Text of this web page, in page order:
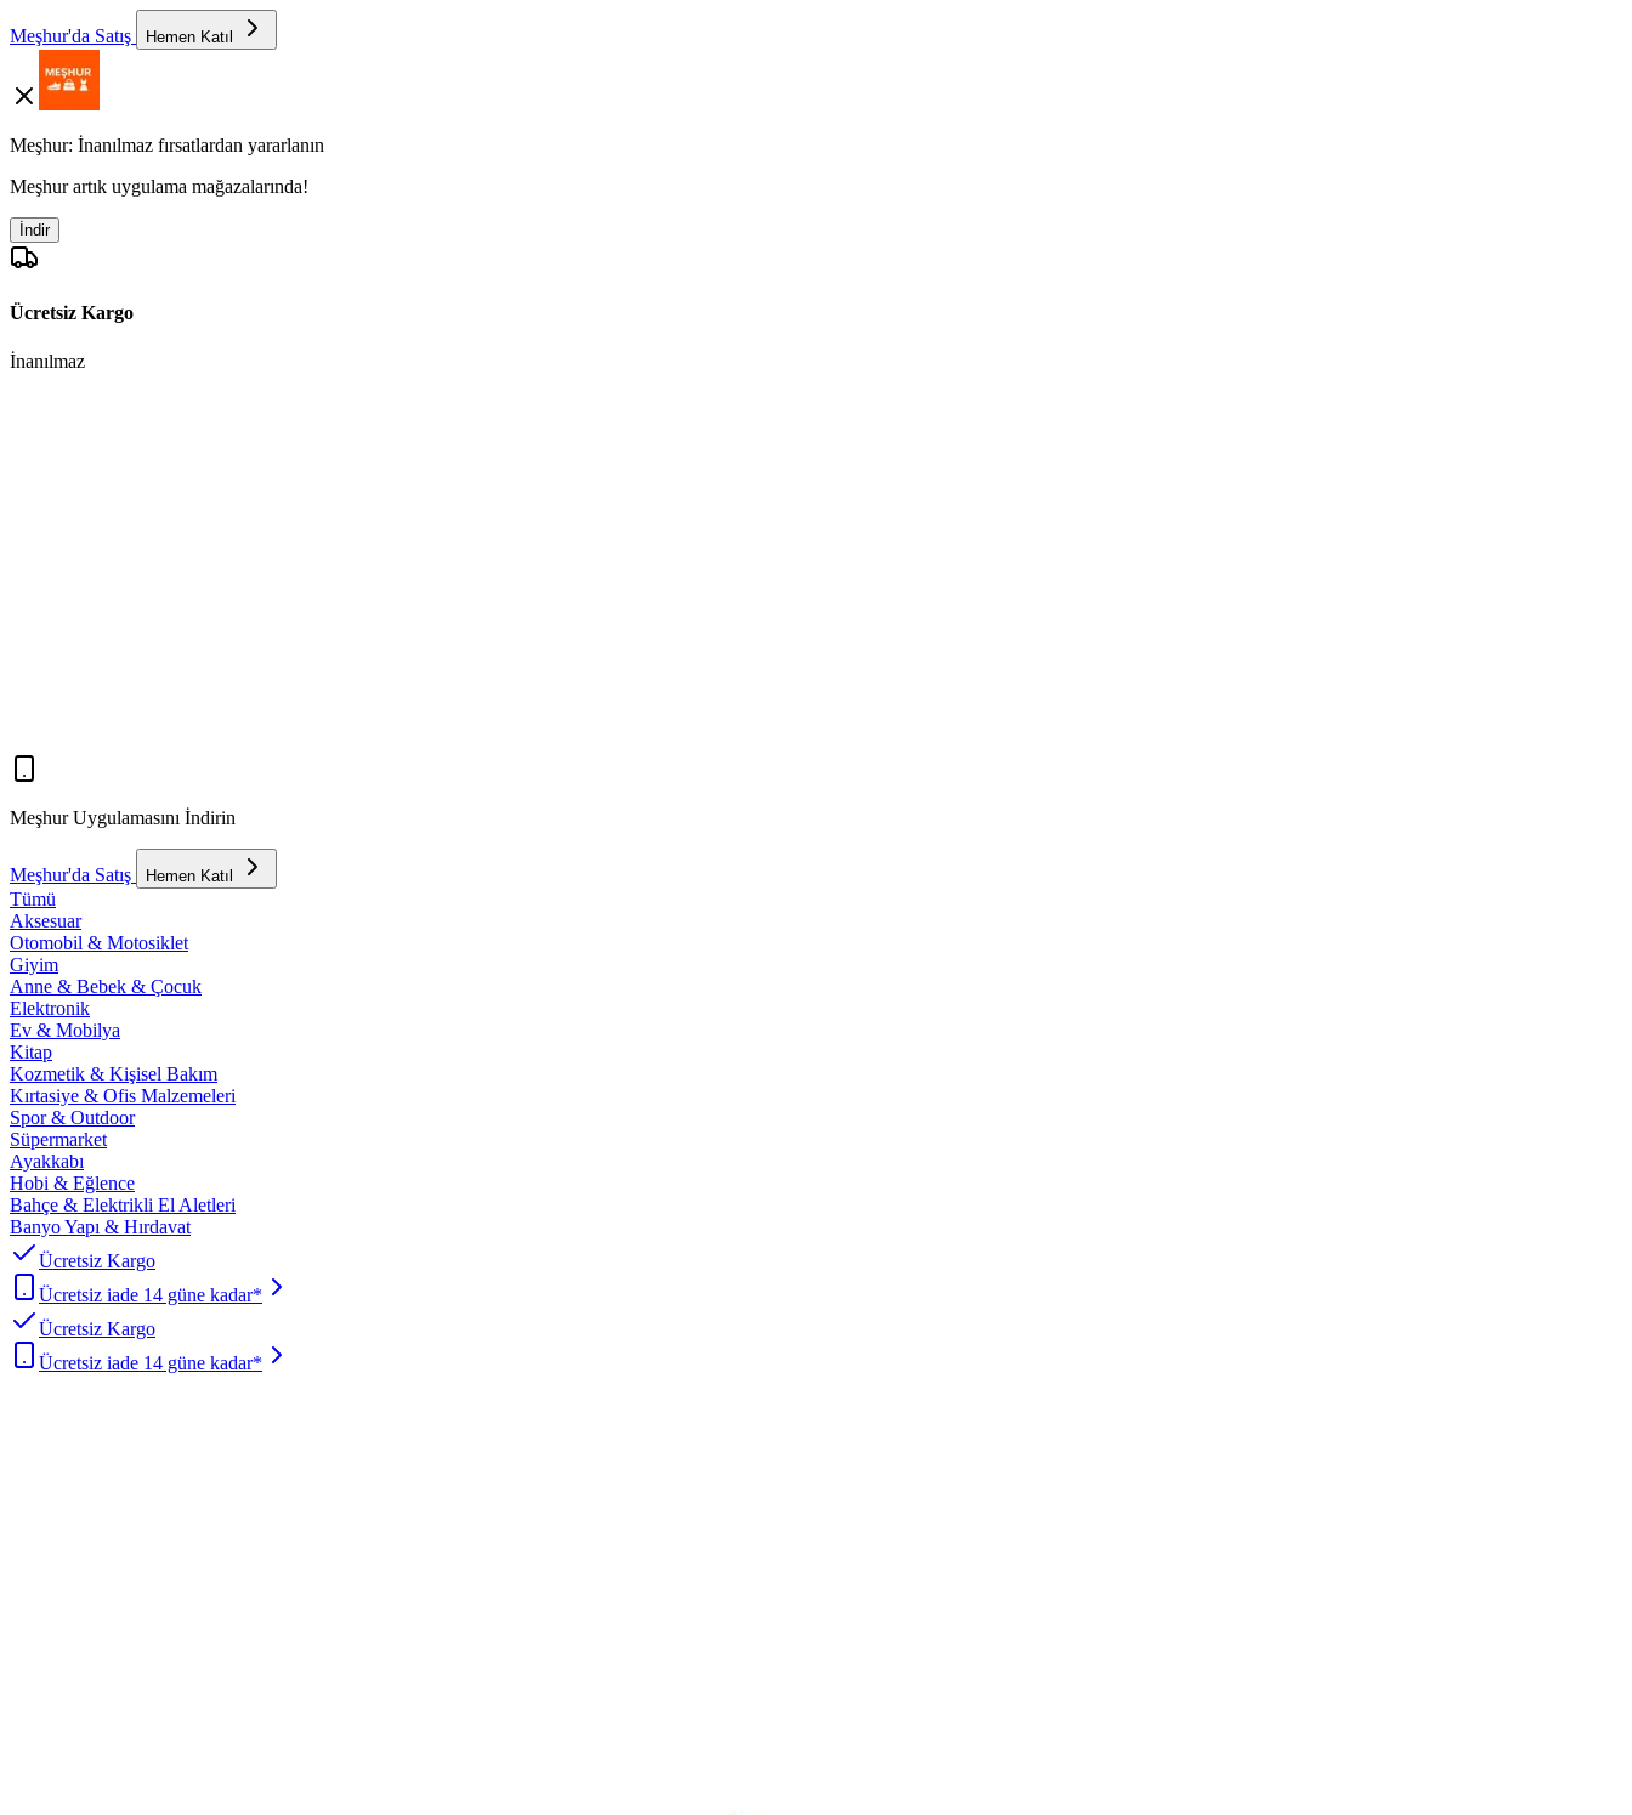
Meşhur'da Satış Hemen Katıl
Meşhur: İnanılmaz fırsatlardan yararlanın
Meşhur artık uygulama mağazalarında!
İndir
Ücretsiz Kargo
İnanılmaz
Meşhur Uygulamasını İndirin
Meşhur'da Satış Hemen Katıl
Tümü
Aksesuar
Otomobil & Motosiklet
Giyim
Anne & Bebek & Çocuk
Elektronik
Ev & Mobilya
Kitap
Kozmetik & Kişisel Bakım
Kırtasiye & Ofis Malzemeleri
Spor & Outdoor
Süpermarket
Ayakkabı
Hobi & Eğlence
Bahçe & Elektrikli El Aletleri
Banyo Yapı & Hırdavat
Ücretsiz Kargo
Ücretsiz iade 14 güne kadar*
Ücretsiz Kargo
Ücretsiz iade 14 güne kadar*